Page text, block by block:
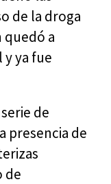
de la droga
a
y ya fue
de
presencia de
de